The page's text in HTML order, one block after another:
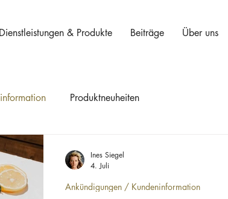
Dienstleistungen & Produkte Beiträge Über uns
Produktneuheiten
Ankündigungen / Kundeninformation
Ines Siegel
4. Juli